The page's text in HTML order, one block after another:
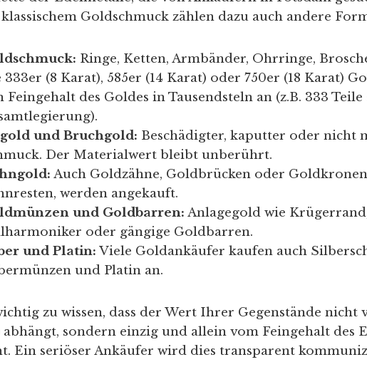
Goldschmuck zählen dazu auch andere
Ringe, Ketten, Armbänder, Ohrringe,
333er (8 Karat), 585er (14 Karat) oder 750er (18 Karat)
Feingehalt des Goldes in Tausendsteln an (z.B. 333
und Bruchgold: Beschädigter, kaputter oder nicht
Der Materialwert bleibt unberührt.
Auch Goldzähne, Goldbrücken oder
werden angekauft.
und Goldbarren: Anlagegold wie
oder gängige Goldbarren.
und Platin: Viele Goldankäufer kaufen auch
und Platin an.
zu wissen, dass der Wert Ihrer Gegenstände
abhängt, sondern einzig und allein vom Feingehalt des
Ein seriöser Ankäufer wird dies transparent